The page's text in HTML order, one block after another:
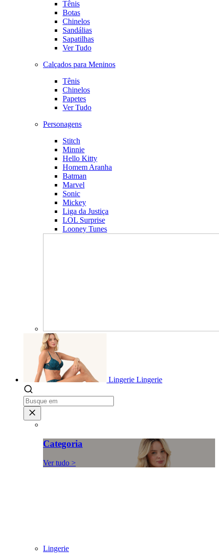
Tênis
Botas
Chinelos
Sandálias
Sapatilhas
Ver Tudo
Calçados para Meninos
Tênis
Chinelos
Papetes
Ver Tudo
Personagens
Stitch
Minnie
Hello Kitty
Homem Aranha
Batman
Marvel
Sonic
Mickey
Liga da Justiça
LOL Surprise
Looney Tunes
Lingerie Lingerie
Categoria
Ver tudo >
Lingerie